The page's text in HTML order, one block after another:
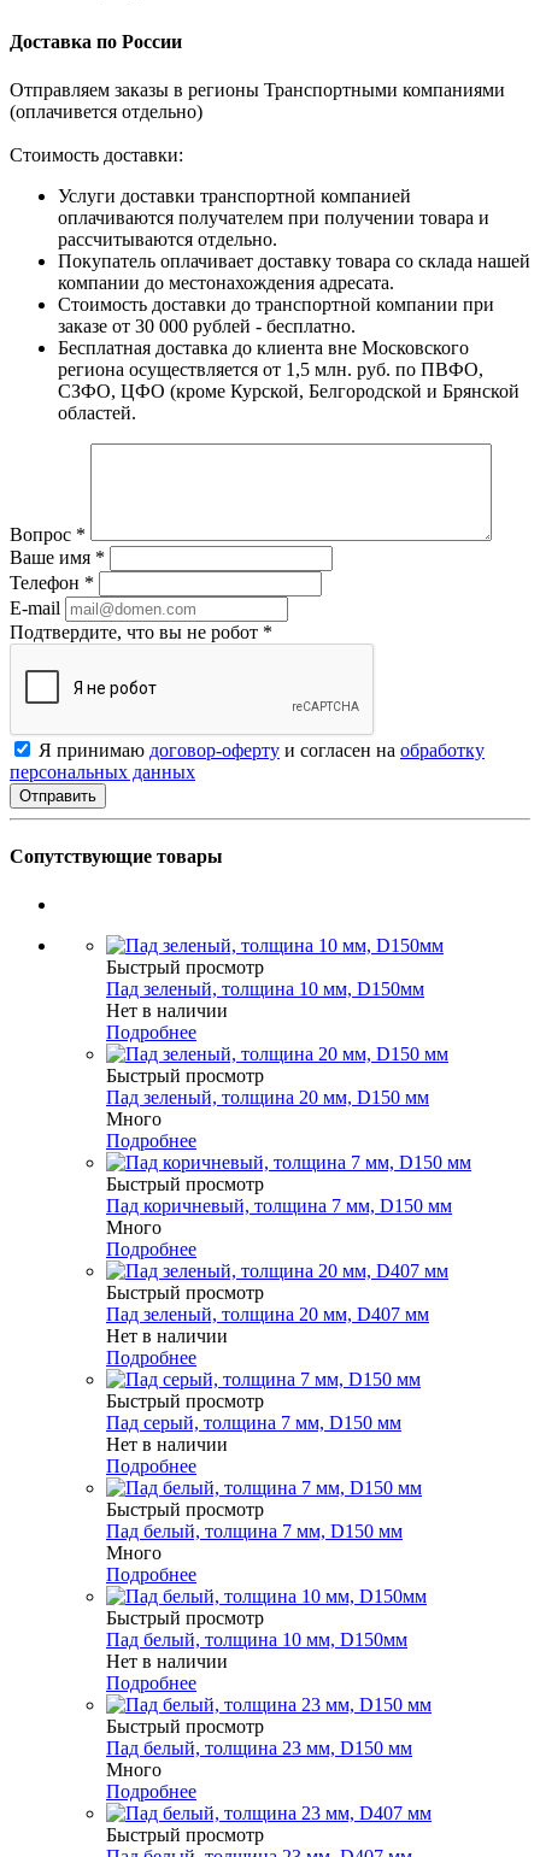
Доставка по России
Отправляем заказы в регионы Транспортными компаниями
(оплачивется отдельно)
Стоимость доставки:
Услуги доставки транспортной компанией
оплачиваются получателем при получении товара и
рассчитываются отдельно.
Покупатель оплачивает доставку товара со склада нашей
компании до местонахождения адресата.
Стоимость доставки до транспортной компании при
заказе от 30 000 рублей - бесплатно.
Бесплатная доставка до клиента вне Московского
региона осуществляется от 1,5 млн. руб. по ПВФО,
СЗФО, ЦФО (кроме Курской, Белгородской и Брянской
областей.
Вопрос *
Ваше имя *
Телефон *
E-mail
Подтвердите, что вы не робот *
Я принимаю договор-оферту и согласен на обработку
персональных данных
Сопутствующие товары
Быстрый просмотр
Пад зеленый, толщина 10 мм, D150мм
Нет в наличии
Подробнее
Быстрый просмотр
Пад зеленый, толщина 20 мм, D150 мм
Много
Подробнее
Быстрый просмотр
Пад коричневый, толщина 7 мм, D150 мм
Много
Подробнее
Быстрый просмотр
Пад зеленый, толщина 20 мм, D407 мм
Нет в наличии
Подробнее
Быстрый просмотр
Пад серый, толщина 7 мм, D150 мм
Нет в наличии
Подробнее
Быстрый просмотр
Пад белый, толщина 7 мм, D150 мм
Много
Подробнее
Быстрый просмотр
Пад белый, толщина 10 мм, D150мм
Нет в наличии
Подробнее
Быстрый просмотр
Пад белый, толщина 23 мм, D150 мм
Много
Подробнее
Быстрый просмотр